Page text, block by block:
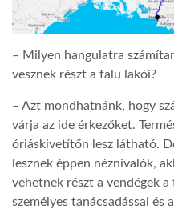
– Milyen hangulatra
vesznek részt a falu lakói?
– Azt mondhatnánk, hogy
várja az ide érkezőket.
óriáskivetítőn lesz látható.
lesznek éppen néznivalók,
vehetnek részt a vendégek
személyes tanácsadással és